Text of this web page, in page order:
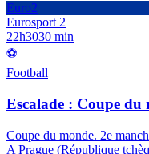
Euro2
Eurosport 2
22h3030 min
⚽
Football
Escalade : Coupe du
Coupe du monde. 2e
A Prague (République